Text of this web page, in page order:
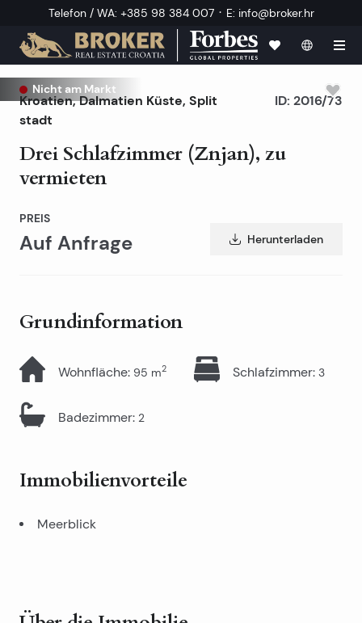
Telefon / WA: +385 98 384 007 · E: info@broker.hr
Nicht am Markt
Kroatien,Dalmatien Küste, Split
stadt
Drei Schlafzimmer (Znjan), zu
vermieten
ID: 2016/73
PREIS
Auf Anfrage Herunterladen
Grundinformation
Wohnfläche: 95 m2 Schlafzimmer: 3
Badezimmer: 2
Immobilienvorteile
Meerblick